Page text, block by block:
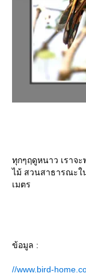
ทุกๆฤดูหนาว เราจ
ไม้ สวนสาธารณะใ
เมตร
ข้อมูล :
//www.bird-